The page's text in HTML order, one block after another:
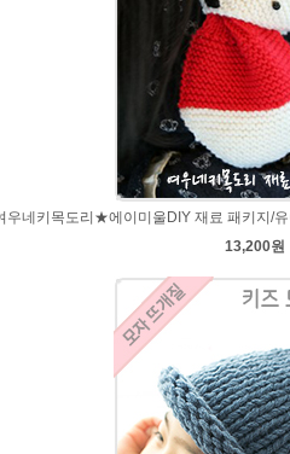
13,200원